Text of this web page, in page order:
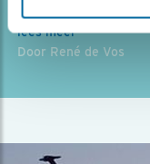
lees meer
Door René de Vos